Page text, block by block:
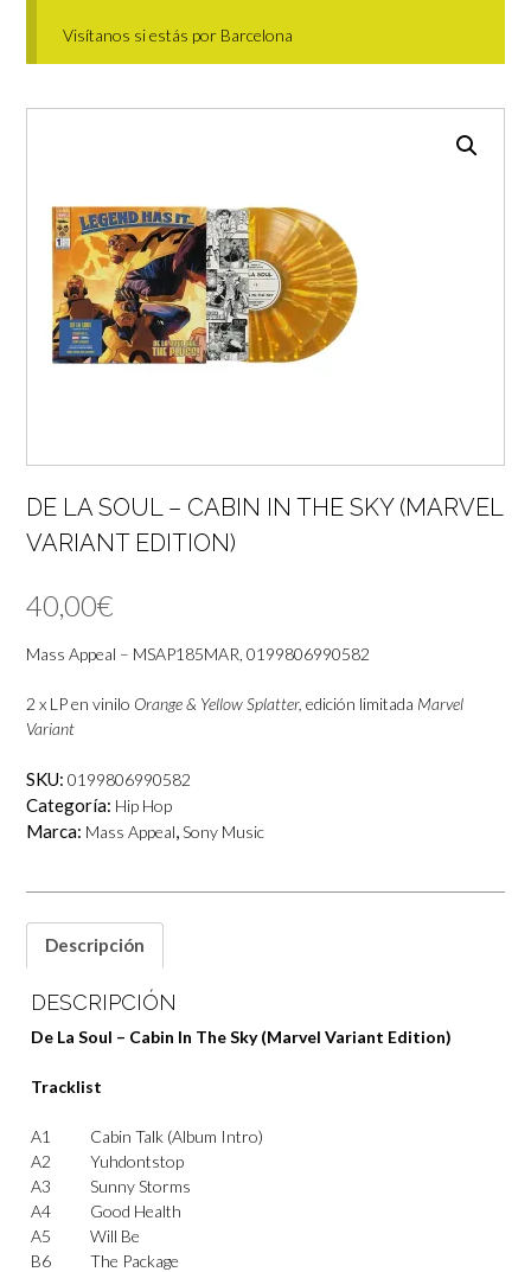
Visítanos si estás por Barcelona
DE LA SOUL – CABIN IN THE SKY (MARVEL
VARIANT EDITION)
40,00€
Mass Appeal – MSAP185MAR, 0199806990582
2 x LP en vinilo Orange & Yellow Splatter, edición limitada Marvel
Variant
SKU: 0199806990582
Categoría: Hip Hop
Marca: Mass Appeal,Sony Music
Descripción
DESCRIPCIÓN
De La Soul – Cabin In The Sky (Marvel Variant Edition)
Tracklist
A1
Cabin Talk (Album Intro)
A2
Yuhdontstop
A3
Sunny Storms
A4
Good Health
A5
Will Be
B6
The Package